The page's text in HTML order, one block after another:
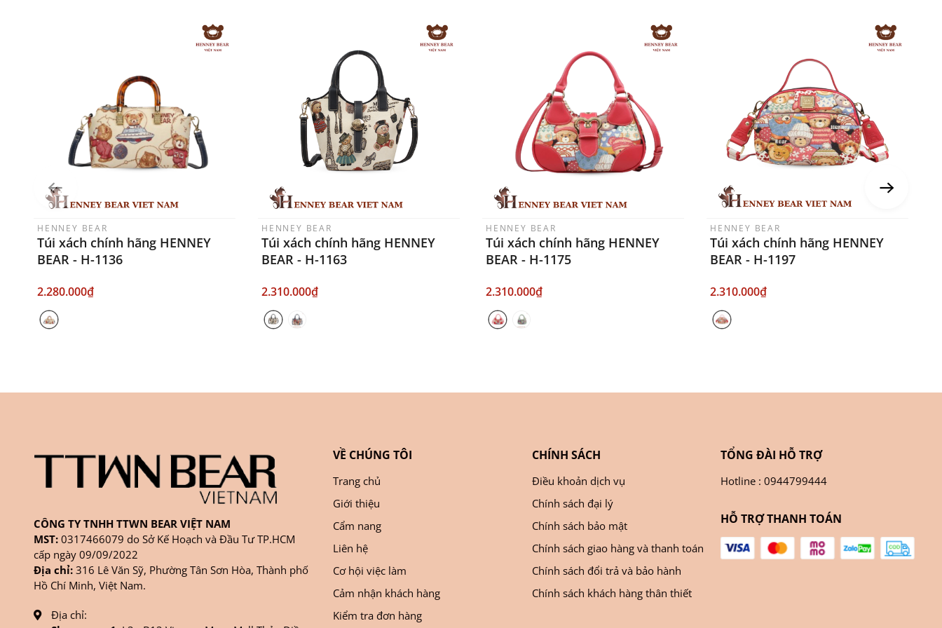
HENNEY BEAR
Túi xách chính hãng HENNEY
BEAR - H-1136
2.280.000₫
HENNEY BEAR
Túi xách chính hãng HENNEY
BEAR - H-1163
2.310.000₫
HENNEY BEAR
Túi xách chính hãng HENNEY
BEAR - H-1175
2.310.000₫
HENNEY BEAR
Túi xách chính hãng HENNEY
BEAR - H-1197
2.310.000₫
CÔNG TY TNHH TTWN BEAR VIỆT NAM
MST: 0317466079 do Sở Kế Hoạch và Đầu Tư TP.HCM
cấp ngày 09/09/2022
Địa chỉ: 316 Lê Văn Sỹ, Phường Tân Sơn Hòa, Thành phố
Hồ Chí Minh, Việt Nam.
Địa chỉ:
VỀ CHÚNG TÔI
Trang chủ
Giới thiệu
Cẩm nang
Liên hệ
Cơ hội việc làm
Cảm nhận khách hàng
Kiểm tra đơn hàng
CHÍNH SÁCH
Điều khoản dịch vụ
Chính sách đại lý
Chính sách bảo mật
Chính sách giao hàng và thanh toán
Chính sách đổi trả và bảo hành
Chính sách khách hàng thân thiết
TỔNG ĐÀI HỖ TRỢ
Hotline : 0944799444
HỖ TRỢ THANH TOÁN